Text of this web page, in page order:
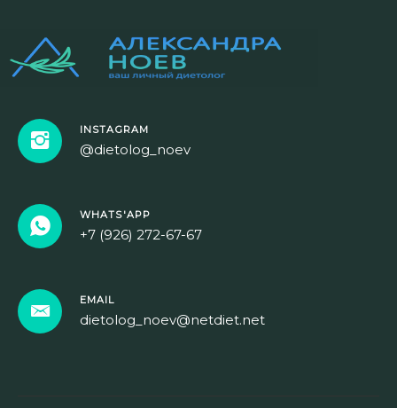
INSTAGRAM
@dietolog_noev
WHATS'APP
+7 (926) 272-67-67
EMAIL
dietolog_noev@netdiet.net